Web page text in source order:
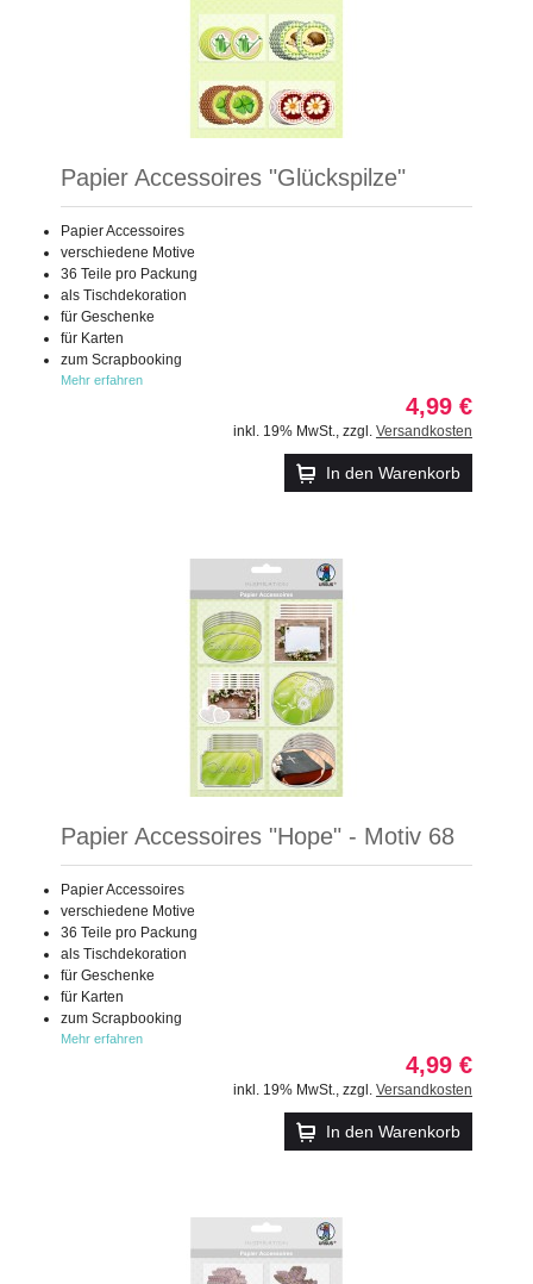
Papier Accessoires "Glückspilze"
Papier Accessoires
verschiedene Motive
36 Teile pro Packung
als Tischdekoration
für Geschenke
für Karten
zum Scrapbooking
Mehr erfahren
4,99 €
inkl. 19% MwSt. zzgl. Versandkosten
In den Warenkorb
Papier Accessoires "Hope" - Motiv 68
Papier Accessoires
verschiedene Motive
36 Teile pro Packung
als Tischdekoration
für Geschenke
für Karten
zum Scrapbooking
Mehr erfahren
4,99 €
inkl. 19% MwSt. zzgl. Versandkosten
In den Warenkorb